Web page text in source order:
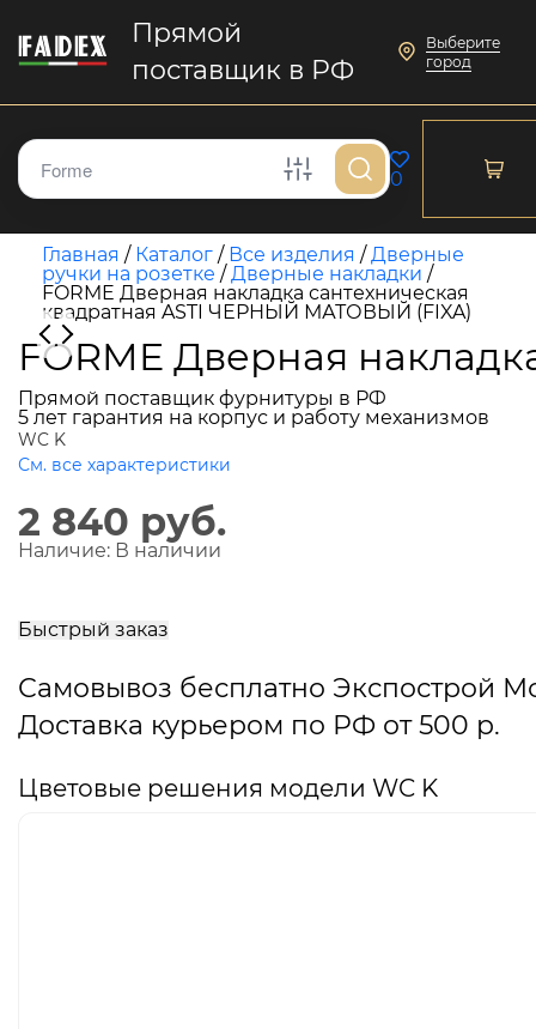
Прямой
поставщик в РФ
Выберите
город
0
Главная / Каталог / Все изделия /Дверные
ручки на розетке /Дверные накладки /
FORME Дверная накладка сантехническая
квадратная ASTI ЧЕРНЫЙ МАТОВЫЙ (FIXA)
FORME Дверная
Прямой поставщик фурнитуры в РФ
5 лет гарантия на корпус и работу механизмов
WC K
См. все характеристики
2 840 руб.
Наличие: В наличии
Быстрый заказ
Самовывоз бесплатно Экспострой
Доставка курьером по РФ от 500 р.
Цветовые решения модели WC K